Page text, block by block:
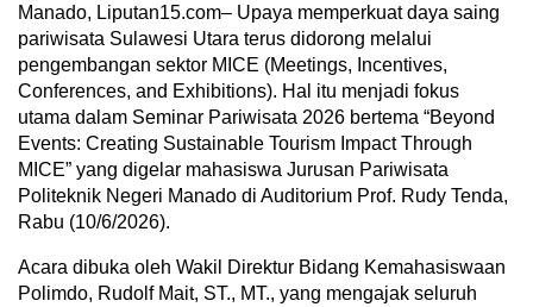
Manado, Liputan15.com– Upaya memperkuat daya saing
pariwisata Sulawesi Utara terus didorong melalui
pengembangan sektor MICE (Meetings, Incentives,
Conferences, and Exhibitions). Hal itu menjadi fokus
utama dalam Seminar Pariwisata 2026 bertema “Beyond
Events: Creating Sustainable Tourism Impact Through
MICE” yang digelar mahasiswa Jurusan Pariwisata
Politeknik Negeri Manado di Auditorium Prof. Rudy Tenda,
Rabu (10/6/2026).
Acara dibuka oleh Wakil Direktur Bidang Kemahasiswaan
Polimdo, Rudolf Mait, ST., MT., yang mengajak seluruh